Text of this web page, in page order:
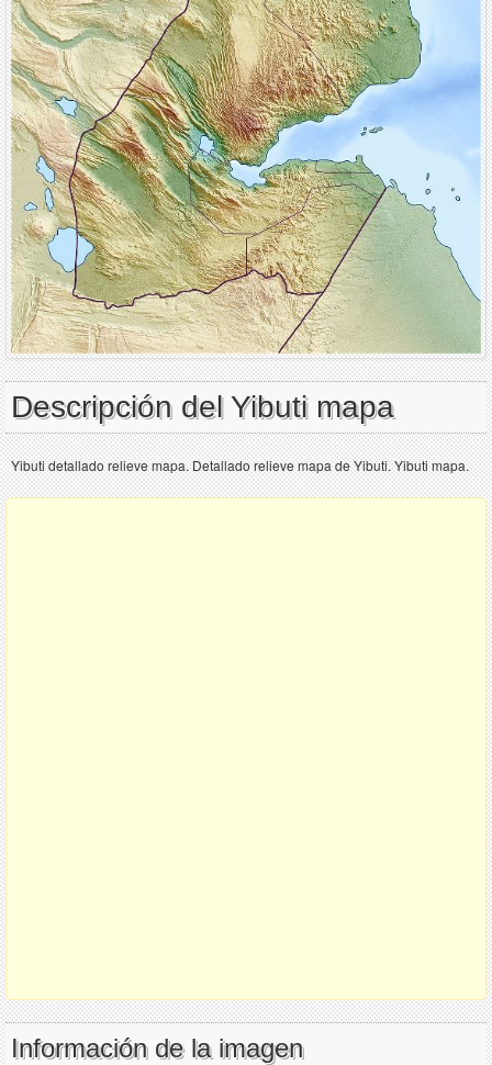
Descripción del Yibuti mapa
Yibuti detallado relieve mapa. Detallado relieve mapa de Yibuti. Yibuti mapa.
Información de la imagen